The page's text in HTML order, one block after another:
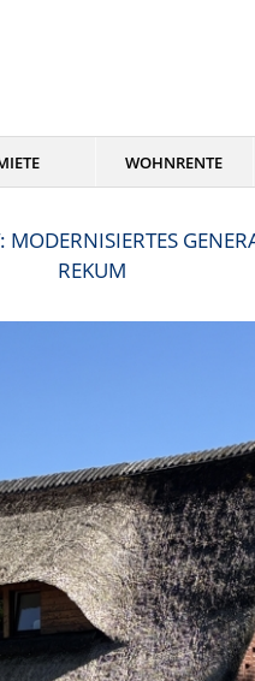
WOHNRENTE
MODERNISIERTES
REKUM